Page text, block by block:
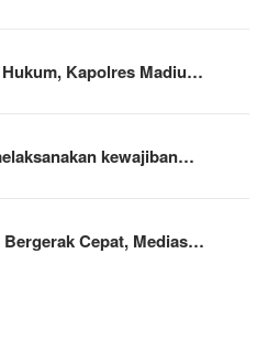
Kapolres Madiu…
kewajiban…
Bergerak Cepat, Medias…